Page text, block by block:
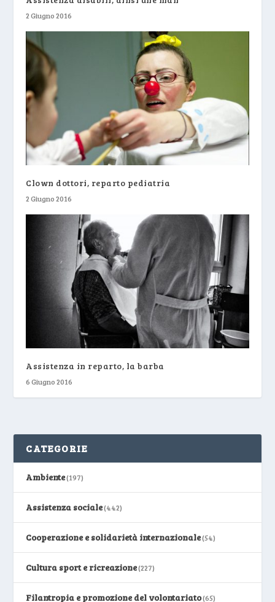
2 Giugno 2016
Clown dottori, reparto pediatria
2 Giugno 2016
Assistenza in reparto, la barba
6 Giugno 2016
CATEGORIE
Ambiente(197)
Assistenza sociale(442)
Cooperazione e solidarietà internazionale(54)
Cultura sport e ricreazione(227)
Filantropia e promozione del volontariato(65)